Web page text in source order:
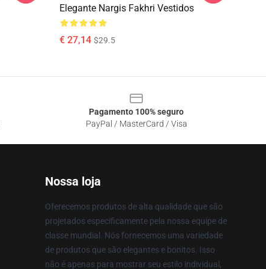
Elegante Nargis Fakhri Vestidos
€ 27,14 $29.5
Pagamento 100% seguro
PayPal / MasterCard / Visa
Nossa loja
Oferecemos produtos de alta qualidade que são
projetados especificamente pela nossa equipe de
classe mundial. Nós fornecemos uma variedade
de produtos que são elegantes e bonitos. Isso
não é apenas para mostrar seu estilo individual,